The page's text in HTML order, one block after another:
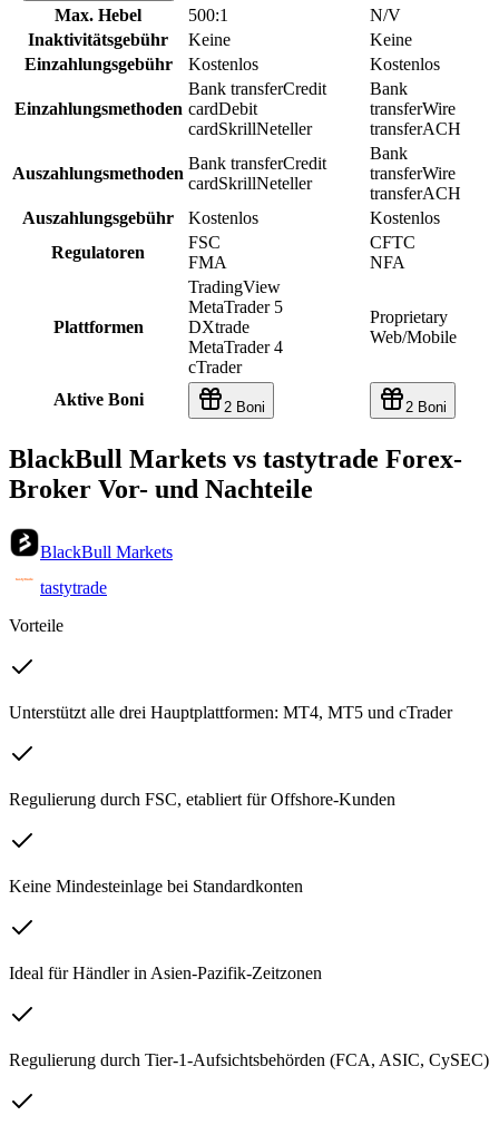
Max. Hebel
500:1
N/V
Inaktivitätsgebühr
Keine
Keine
Einzahlungsgebühr
Kostenlos Kostenlos
Einzahlungsmethoden
Bank transferCredit
cardDebit
cardSkrillNeteller
Bank
transferWire
transferACH
Auszahlungsmethoden
Bank transferCredit
cardSkrillNeteller
Bank
transferWire
transferACH
Auszahlungsgebühr
Kostenlos
Kostenlos
Regulatoren
FSC
FMA
CFTC
NFA
Plattformen
TradingView
MetaTrader 5
DXtrade
MetaTrader 4
cTrader
Proprietary
Web/Mobile
Aktive Boni 2 Boni 2 Boni
BlackBull Markets vs tastytrade Forex-
Broker Vor- und Nachteile
BlackBull Markets
tastytrade
Vorteile
Unterstützt alle drei Hauptplattformen: MT4, MT5 und cTrader
Regulierung durch FSC, etabliert für Offshore-Kunden
Keine Mindesteinlage bei Standardkonten
Ideal für Händler in Asien-Pazifik-Zeitzonen
Regulierung durch Tier-1-Aufsichtsbehörden (FCA, ASIC, CySEC)